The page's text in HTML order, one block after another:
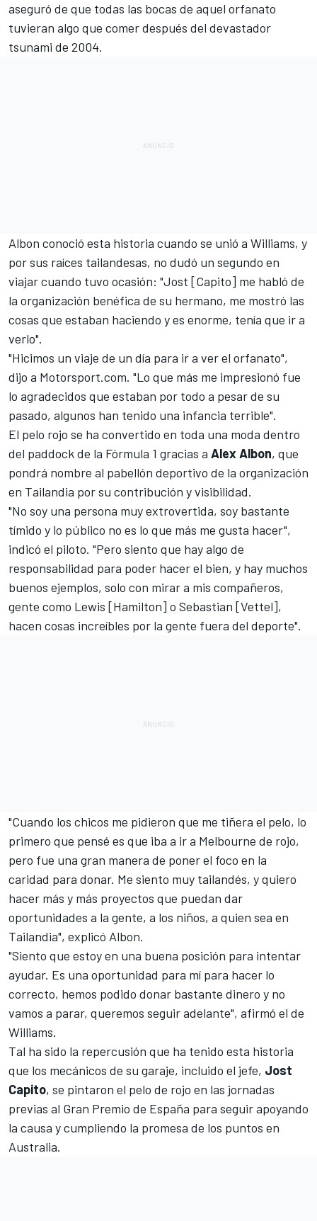
aseguró de que todas las bocas de aquel orfanato
tuvieran algo que comer después del devastador
tsunami de 2004.
Albon conoció esta historia cuando se unió a Williams, y
por sus raíces tailandesas, no dudó un segundo en
viajar cuando tuvo ocasión: "Jost [Capito] me habló de
la organización benéfica de su hermano, me mostró las
cosas que estaban haciendo y es enorme, tenía que ir a
verlo".
"Hicimos un viaje de un día para ir a ver el orfanato",
dijo a Motorsport.com. "Lo que más me impresionó fue
lo agradecidos que estaban por todo a pesar de su
pasado, algunos han tenido una infancia terrible".
El pelo rojo se ha convertido en toda una moda dentro
del paddock de la Fórmula 1 gracias a Alex Albon, que
pondrá nombre al pabellón deportivo de la organización
en Tailandia por su contribución y visibilidad.
"No soy una persona muy extrovertida, soy bastante
tímido y lo público no es lo que más me gusta hacer",
indicó el piloto. "Pero siento que hay algo de
responsabilidad para poder hacer el bien, y hay muchos
buenos ejemplos, solo con mirar a mis compañeros,
gente como Lewis [Hamilton] o Sebastian [Vettel],
hacen cosas increíbles por la gente fuera del deporte".
"Cuando los chicos me pidieron que me tiñera el pelo, lo
primero que pensé es que iba a ir a Melbourne de rojo,
pero fue una gran manera de poner el foco en la
caridad para donar. Me siento muy tailandés, y quiero
hacer más y más proyectos que puedan dar
oportunidades a la gente, a los niños, a quien sea en
Tailandia", explicó Albon.
"Siento que estoy en una buena posición para intentar
ayudar. Es una oportunidad para mí para hacer lo
correcto, hemos podido donar bastante dinero y no
vamos a parar, queremos seguir adelante", afirmó el de
Williams.
Tal ha sido la repercusión que ha tenido esta historia
que los mecánicos de su garaje, incluido el jefe, Jost
Capito, se pintaron el pelo de rojo en las jornadas
previas al Gran Premio de España para seguir apoyando
la causa y cumpliendo la promesa de los puntos en
Australia.